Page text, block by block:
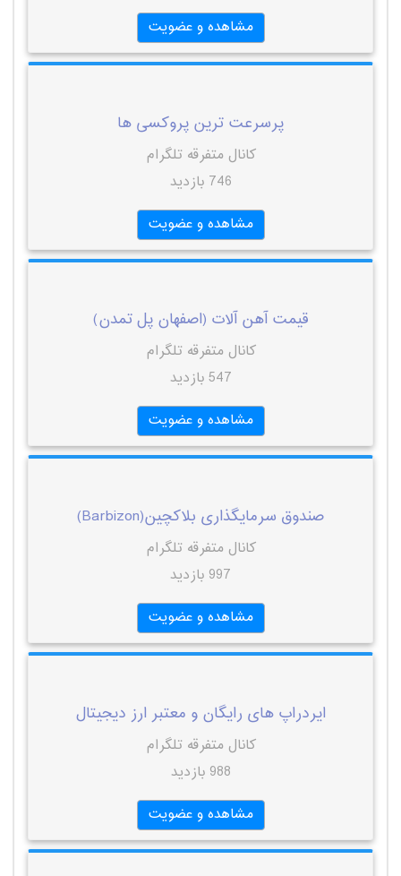
مشاهده و عضویت
پرسرعت ترین پروکسی ها
کانال متفرقه تلگرام
746 بازدید
مشاهده و عضویت
قیمت آهن آلات (اصفهان پل تمدن)
کانال متفرقه تلگرام
547 بازدید
مشاهده و عضویت
صندوق سرمایگذاری بلاکچین(Barbizon)
کانال متفرقه تلگرام
997 بازدید
مشاهده و عضویت
ایردراپ های رایگان و معتبر ارز دیجیتال
کانال متفرقه تلگرام
988 بازدید
مشاهده و عضویت